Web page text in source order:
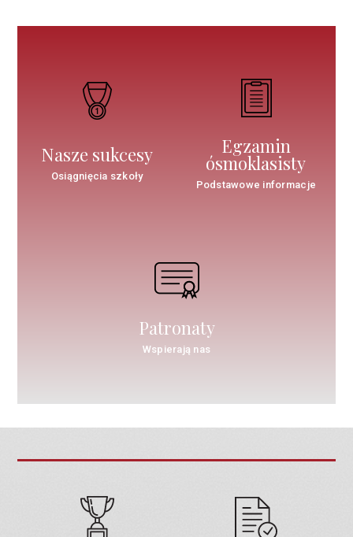
Nasze sukcesy
Osiągnięcia szkoły
Egzamin
ósmoklasisty
Podstawowe informacje
Patronaty
Wspierają nas